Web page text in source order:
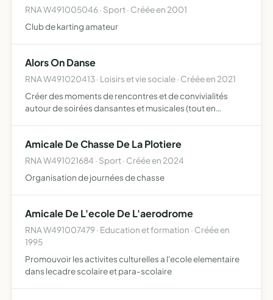
RNA W491005046 · Sport · Créée en 2001
Club de karting amateur
Alors On Danse
RNA W491020413 · Loisirs et vie sociale · Créée en 2021
Créer des moments de rencontres et de convivialités
autour de soirées dansantes et musicales (tout en
Amicale De Chasse De La Plotiere
RNA W491021684 · Sport · Créée en 2024
Organisation de journées de chasse
Amicale De L'ecole De L'aerodrome
RNA W491007479 · Education et formation · Créée en
1995
Promouvoir les activites culturelles a l'ecole elementaire
dans lecadre scolaire et para-scolaire